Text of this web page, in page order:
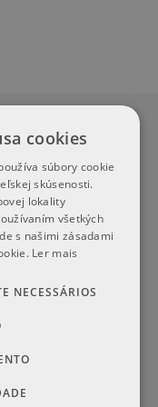
cookies
súbory cookie
skúsenosti.
lokality
všetkých
s našimi zásadami
Ler mais
NECESSÁRIOS